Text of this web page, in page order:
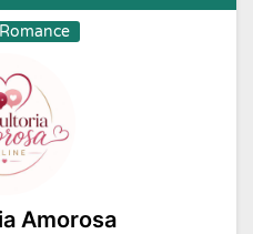
Amorosa